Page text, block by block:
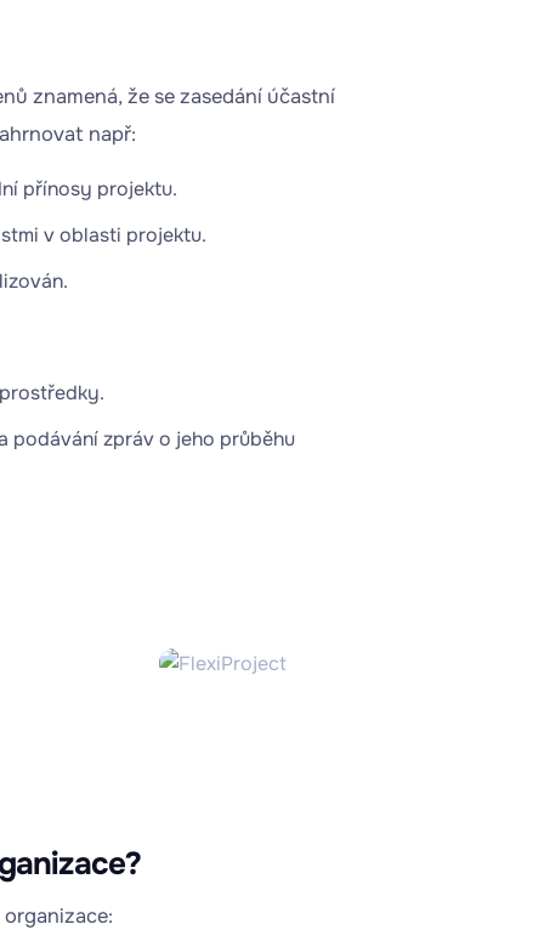
znamená, že se zasedání účastní
např:
přínosy projektu.
v oblasti projektu.
podávání zpráv o jeho průběhu